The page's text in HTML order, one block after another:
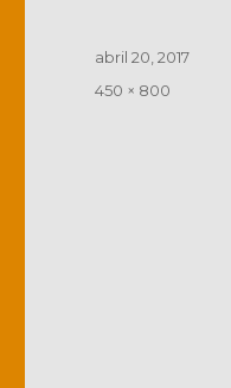
Publicado
abril 20, 2017
Tamaño
450 × 800